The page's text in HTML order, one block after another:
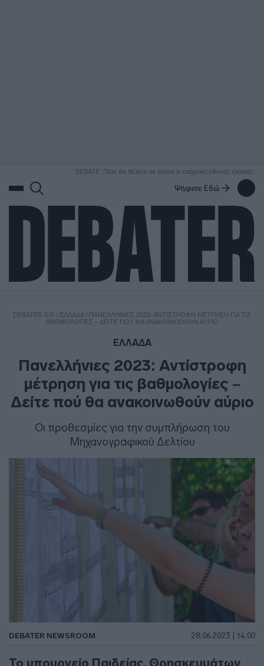
DEBATE: Πότε θα θέλατε να γίνουν οι επόμενες εθνικές εκλογές;
Ψήφισε Εδώ
DEBATER.GR / ΕΛΛΑΔΑ/ ΠΑΝΕΛΛΉΝΙΕΣ 2023: ΑΝΤΊΣΤΡΟΦΗ ΜΈΤΡΗΣΗ ΓΙΑ ΤΙΣ
ΒΑΘΜΟΛΟΓΊΕΣ – ΔΕΊΤΕ ΠΟΎ ΘΑ ΑΝΑΚΟΙΝΩΘΟΎΝ ΑΎΡΙΟ
ΕΛΛΑΔΑ
Πανελλήνιες 2023: Αντίστροφη
μέτρηση για τις βαθμολογίες –
Δείτε πού θα ανακοινωθούν αύριο
Οι προθεσμίες για την συμπλήρωση του
Μηχανογραφικού Δελτίου
DEBATER NEWSROOM 28.06.2023 | 14:00
Το υπουργείο Παιδείας, Θρησκευμάτων